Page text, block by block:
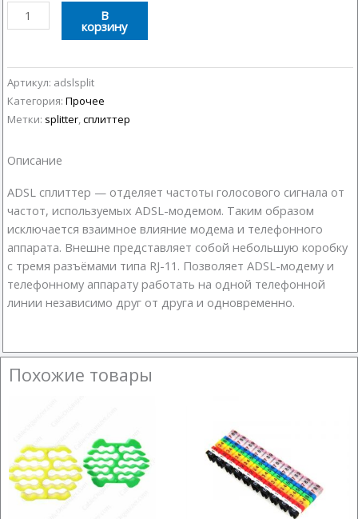
Количество
товара
Сплиттер
В
корзину
Артикул: adslsplit
Категория: Прочее
Метки: splitter,сплиттер
Описание
ADSL сплиттер — отделяет частоты голосового сигнала от
частот, используемых ADSL-модемом. Таким образом
исключается взаимное влияние модема и телефонного
аппарата. Внешне представляет собой небольшую коробку
с тремя разъёмами типа RJ-11. Позволяет ADSL-модему и
телефонному аппарату работать на одной телефонной
линии независимо друг от друга и одновременно.
Похожие товары